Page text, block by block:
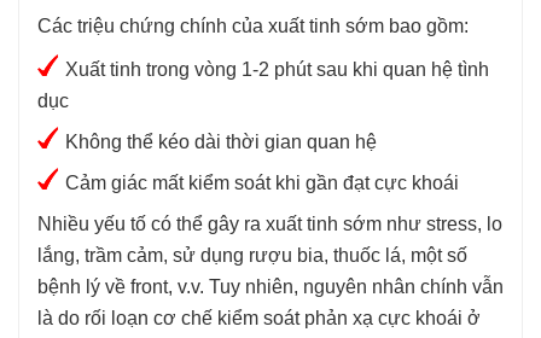
Các triệu chứng chính của xuất tinh sớm bao gồm:
Xuất tinh trong vòng 1-2 phút sau khi quan hệ tình
dục
Không thể kéo dài thời gian quan hệ
Cảm giác mất kiểm soát khi gần đạt cực khoái
Nhiều yếu tố có thể gây ra xuất tinh sớm như stress, lo
lắng, trầm cảm, sử dụng rượu bia, thuốc lá, một số
bệnh lý về front, v.v. Tuy nhiên, nguyên nhân chính vẫn
là do rối loạn cơ chế kiểm soát phản xạ cực khoái ở